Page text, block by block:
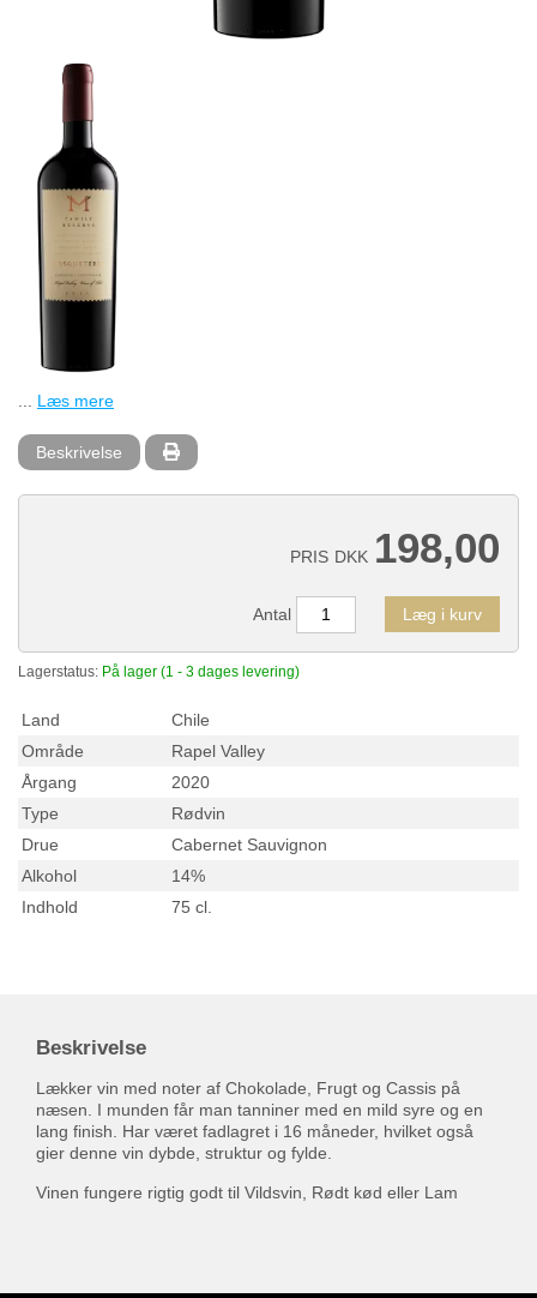
Læs mere
Beskrivelse
PRIS DKK 198,00
Antal Læg i kurv
Lagerstatus: På lager (1 - 3 dages levering)
Land
Chile
Område
Rapel Valley
Årgang
2020
Type
Rødvin
Drue
Cabernet Sauvignon
Alkohol
14%
Indhold
75 cl.
Beskrivelse
Lækker vin med noter af Chokolade, Frugt og Cassis på
næsen. I munden får man tanniner med en mild syre og en
lang finish. Har været fadlagret i 16 måneder, hvilket også
gier denne vin dybde, struktur og fylde.
Vinen fungere rigtig godt til Vildsvin, Rødt kød eller Lam